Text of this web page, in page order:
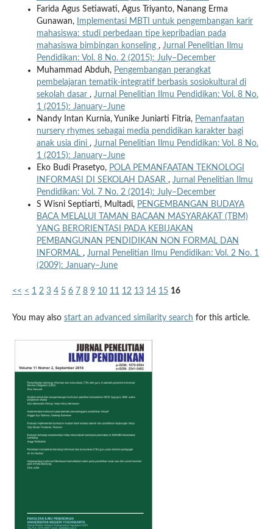
Farida Agus Setiawati, Agus Triyanto, Nanang Erma
Gunawan,
Implementasi MBTI untuk pengembangan karir
mahasiswa: studi perbedaan tipe kepribadian pada
mahasiswa bimbingan konseling , Jurnal Penelitian Ilmu
Pendidikan: Vol. 8 No. 2 (2015): July–December
Muhammad Abduh, Pengembangan perangkat
pembelajaran tematik-integratif berbasis sosiokultural di
sekolah dasar , Jurnal Penelitian Ilmu Pendidikan: Vol. 8 No.
1 (2015): January–June
Nandy Intan Kurnia, Yunike Juniarti Fitria, Pemanfaatan
nursery rhymes sebagai media pendidikan karakter bagi
anak usia dini , Jurnal Penelitian Ilmu Pendidikan: Vol. 8 No.
1 (2015): January–June
Eko Budi Prasetyo, POLA PEMANFAATAN TEKNOLOGI
INFORMASI DI SEKOLAH DASAR , Jurnal Penelitian Ilmu
Pendidikan: Vol. 7 No. 2 (2014): July–December
S Wisni Septiarti, Multadi, PENGEMBANGAN BUDAYA
BACA MELALUI TAMAN BACAAN MASYARAKAT (TBM)
YANG BERORIENTASI PADA KEBIJAKAN
PEMBANGUNAN PENDIDIKAN NON FORMAL DAN
INFORMAL , Jurnal Penelitian Ilmu Pendidikan: Vol. 2 No. 1
(2009): January–June
<< < 1 2 3 4 5 6 7 8 9 10 11 12 13 14 15 16
You may also start an advanced similarity search for this article.